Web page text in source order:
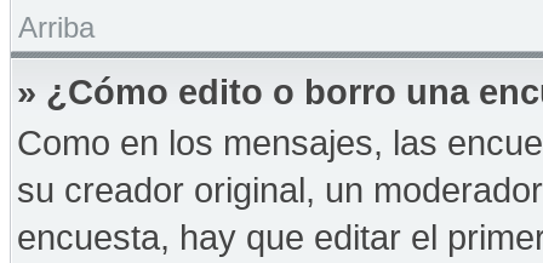
Arriba
» ¿Cómo edito o borro una
Como en los mensajes, las
su creador original, un
encuesta, hay que editar el